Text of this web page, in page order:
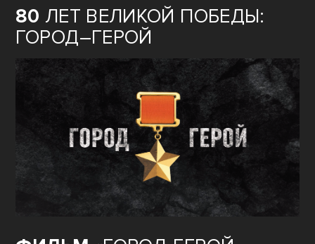
80 ЛЕТ ВЕЛИКОЙ ПОБЕДЫ:
ГОРОД–ГЕРОЙ